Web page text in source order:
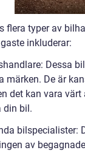
flera typer av
inkluderar:
Dessa
märken. De är
det kan vara
din bil.
bilspecialister:
av